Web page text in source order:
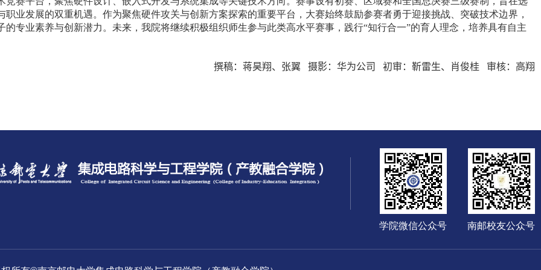
业发展的双重机遇。作为聚焦硬件攻关与创新方案探索的重要平台，大赛始终鼓励参赛者勇于迎接挑战、突破技术边界，
专业素养与创新潜力。未来，我院将继续积极组织师生参与此类高水平赛事，践行“知行合一”的育人理念，培养具有自主
撰稿：蒋昊翔、张翼 摄影：华为公司 初审：靳雷生、肖俊桂 审核：高翔
学院微信公众号 南邮校友公众号